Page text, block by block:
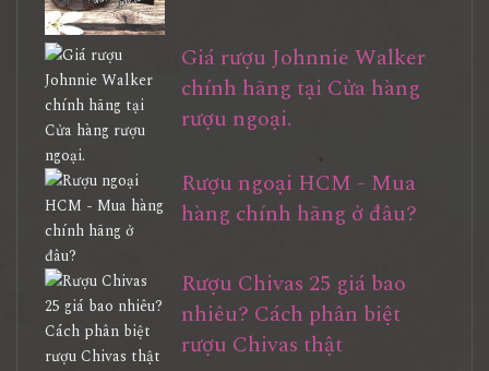
Giá rượu Johnnie Walker
chính hãng tại Cửa hàng
rượu ngoại.
Rượu ngoại HCM - Mua
hàng chính hãng ở đâu?
Rượu Chivas 25 giá bao
nhiêu? Cách phân biệt
rượu Chivas thật